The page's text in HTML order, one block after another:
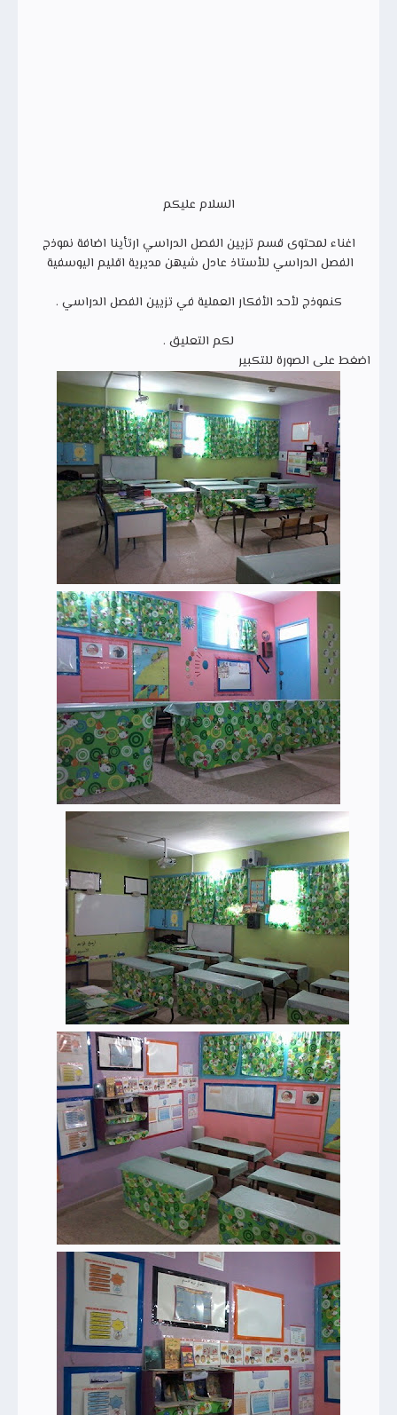
السلام عليكم
اغناء لمحتوى قسم تزيين الفصل الدراسي ارتأينا اضافة نموذج
الفصل الدراسي للأستاذ عادل شيهن مديرية اقليم اليوسفية
كنموذج لأحد الأفكار العملية في تزيين الفصل الدراسي .
لكم التعليق .
اضغط على الصورة للتكبير